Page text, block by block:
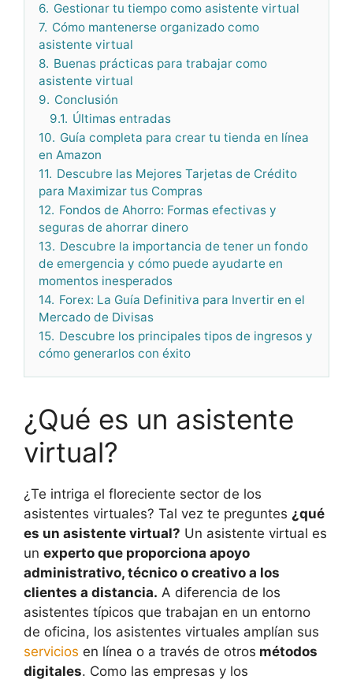
6. Gestionar tu tiempo como asistente virtual
7. Cómo mantenerse organizado como
asistente virtual
8. Buenas prácticas para trabajar como
asistente virtual
9. Conclusión
9.1. Últimas entradas
10. Guía completa para crear tu tienda en línea
en Amazon
11. Descubre las Mejores Tarjetas de Crédito
para Maximizar tus Compras
12. Fondos de Ahorro: Formas efectivas y
seguras de ahorrar dinero
13. Descubre la importancia de tener un fondo
de emergencia y cómo puede ayudarte en
momentos inesperados
14. Forex: La Guía Definitiva para Invertir en el
Mercado de Divisas
15. Descubre los principales tipos de ingresos y
cómo generarlos con éxito
¿Qué es un asistente
virtual?
¿Te intriga el floreciente sector de los
asistentes virtuales? Tal vez te preguntes ¿qué
es un asistente virtual? Un asistente virtual es
un experto que proporciona apoyo
administrativo, técnico o creativo a los
clientes a distancia. A diferencia de los
asistentes típicos que trabajan en un entorno
de oficina, los asistentes virtuales amplían sus
servicios en línea o a través de otros métodos
digitales. Como las empresas y los